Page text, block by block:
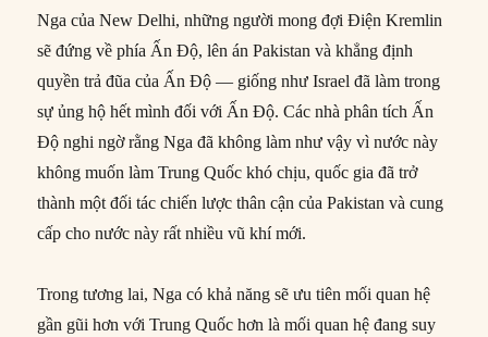
Nga của New Delhi, những người mong đợi Điện Kremlin
sẽ đứng về phía Ấn Độ, lên án Pakistan và khẳng định
quyền trả đũa của Ấn Độ — giống như Israel đã làm trong
sự ủng hộ hết mình đối với Ấn Độ. Các nhà phân tích Ấn
Độ nghi ngờ rằng Nga đã không làm như vậy vì nước này
không muốn làm Trung Quốc khó chịu, quốc gia đã trở
thành một đối tác chiến lược thân cận của Pakistan và cung
cấp cho nước này rất nhiều vũ khí mới.
Trong tương lai, Nga có khả năng sẽ ưu tiên mối quan hệ
gần gũi hơn với Trung Quốc hơn là mối quan hệ đang suy